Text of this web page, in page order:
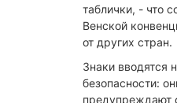
таблички, - что
Венской
от других стран.
​Знаки вводятся
безопасности:
предупреждают